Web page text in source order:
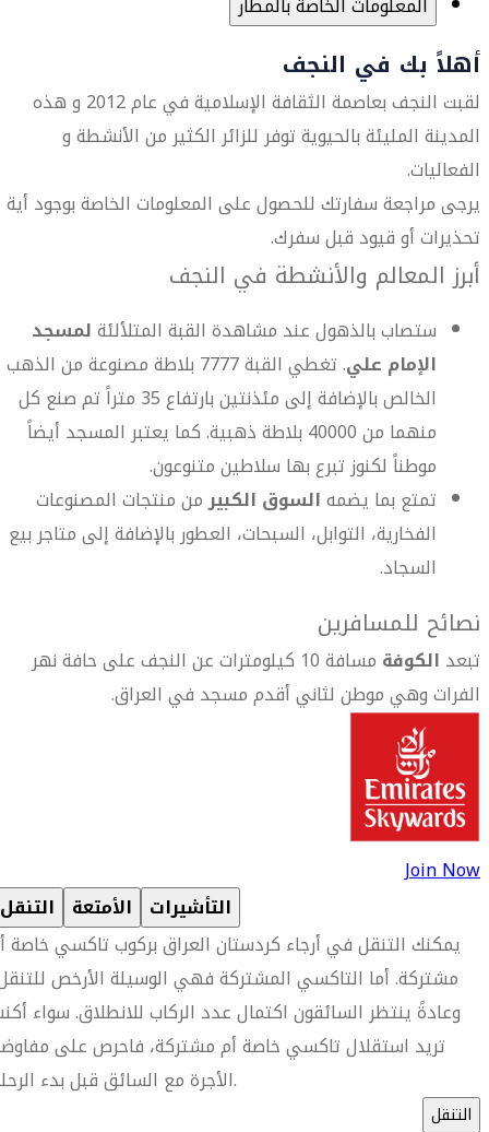
أهلاً بك في النجف
لقبت النجف بعاصمة الثقافة الإسلامية في عام 2012 و هذه
المدينة المليئة بالحيوية توفر للزائر الكثير من الأنشطة و
الفعاليات.
يرجى مراجعة سفارتك للحصول على المعلومات الخاصة بوجود أية
تحذيرات أو قيود قبل سفرك.
أبرز المعالم والأنشطة في النجف
ستصاب بالذهول عند مشاهدة القبة المتلألئةلمسجد
الإمام علي
. تغطي القبة 7777 بلاطة مصنوعة من الذهب
الخالص بالإضافة إلى مئذنتين بارتفاع 35 متراً تم صنع كل
منهما من 40000 بلاطة ذهبية. كما يعتبر المسجد أيضاً
موطناً لكنوز تبرع بها سلاطين متنوعون.
تمتع بما يضمهالسوق الكبيرمن منتجات المصنوعات
الفخارية، التوابل، السبحات، العطور بالإضافة إلى متاجر بيع
السجاد.
نصائح للمسافرين
تبعد الكوفة
مسافة 10 كيلومترات عن النجف على حافة نهر
الفرات وهي موطن لثاني أقدم مسجد في العراق.
Join Now
التنقل الأمتعة التأشيرات
يمكنك التنقل في أرجاء كردستان العراق بركوب تاكسي خاصة
مشتركة. أما التاكسي المشتركة فهي الوسيلة الأرخص
وعادةً ينتظر السائقون اكتمال عدد الركاب للانطلاق. سواء
تريد استقلال تاكسي خاصة أم مشتركة، فاحرص على
الأجرة مع السائق قبل بدء الرحلة.
التنقل